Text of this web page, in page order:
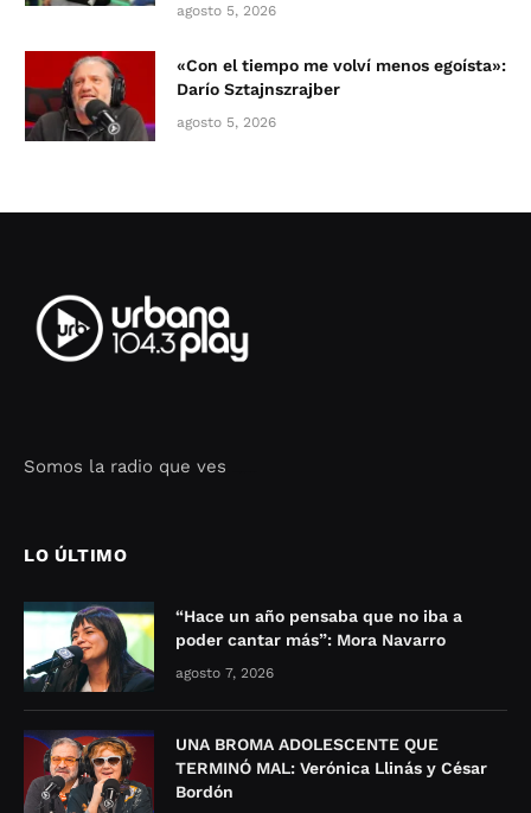
agosto 5, 2026
«Con el tiempo me volví menos egoísta»:
Darío Sztajnszrajber
agosto 5, 2026
Somos la radio que ves
LO ÚLTIMO
“Hace un año pensaba que no iba a
poder cantar más”: Mora Navarro
agosto 7, 2026
UNA BROMA ADOLESCENTE QUE
TERMINÓ MAL: Verónica Llinás y César
Bordón